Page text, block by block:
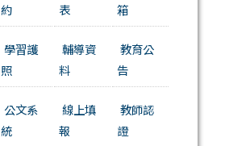
約
表
箱
學習護
照
輔導資
料
教育公
告
公文系
統
線上填
報
教師認
證